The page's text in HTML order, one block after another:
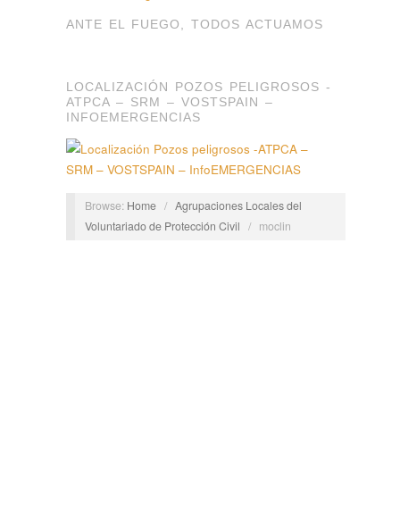
ANTE EL FUEGO, TODOS ACTUAMOS
LOCALIZACIÓN POZOS PELIGROSOS -
ATPCA – SRM – VOSTSPAIN –
INFOEMERGENCIAS
Browse: Home / Agrupaciones Locales del
Voluntariado de Protección Civil / moclin